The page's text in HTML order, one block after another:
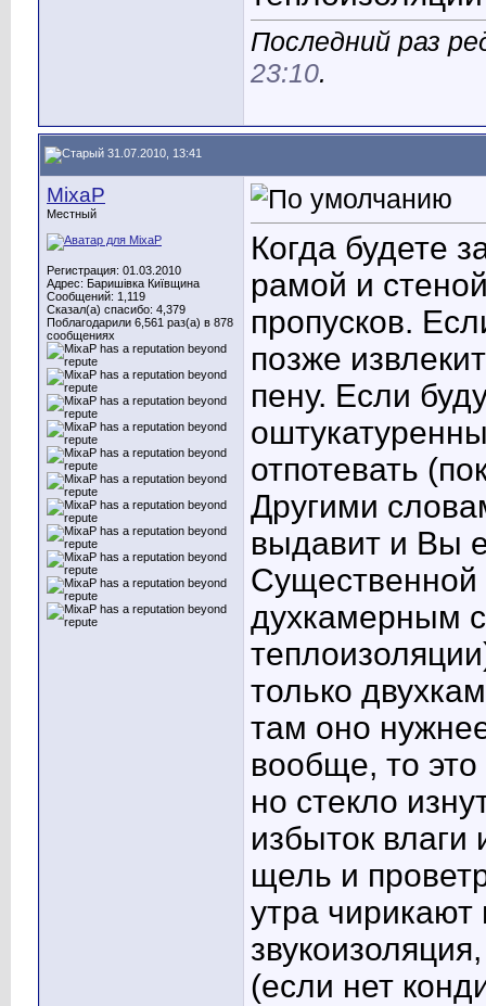
Последний раз
23:10.
31.07.2010, 13:41
MixaP
Местный
Регистрация: 01.03.2010
Адрес: Баришівка Київщина
Сообщений: 1,119
Сказал(а) спасибо: 4,379
Поблагодарили 6,561 раз(а) в 878
сообщениях
Когда будете
рамой и
пропусков.
позже
пену. Если
отпотевать
Другими
выдавит и Вы
духкамерным
только
там оно
вообще, то
но стекло
избыток
щель и
утра чирикают
(если нет